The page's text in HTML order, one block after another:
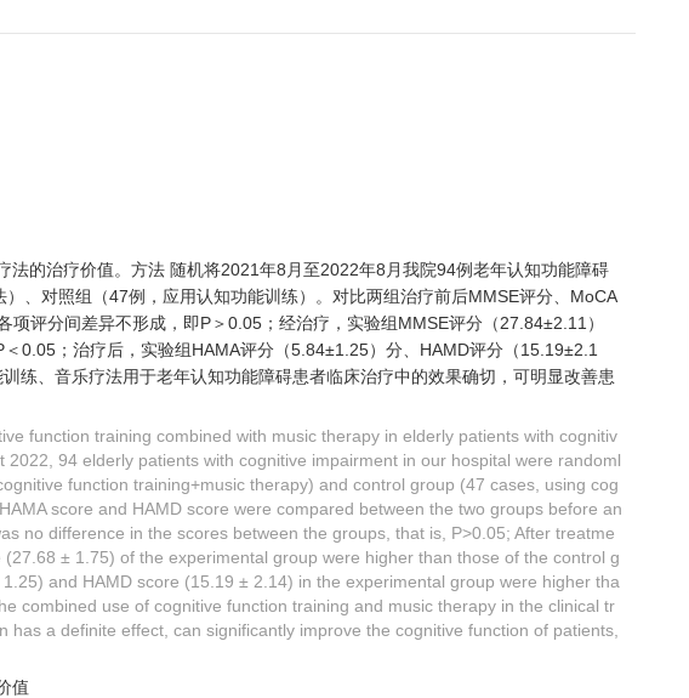
法的治疗价值。方法 随机将2021年8月至2022年8月我院94例老年认知功能障碍
、对照组（47例，应用认知功能训练）。对比两组治疗前后MMSE评分、MoCA
评分间差异不形成，即P＞0.05；经治疗，实验组MMSE评分（27.84±2.11）
0.05；治疗后，实验组HAMA评分（5.84±1.25）分、HAMD评分（15.19±2.1
练、音乐疗法用于老年认知功能障碍患者临床治疗中的效果确切，可明显改善患
function training combined with music therapy in elderly patients with cognitiv
94 elderly patients with cognitive impairment in our hospital were randoml
function training+music therapy) and control group (47 cases, using cog
score and HAMD score were compared between the two groups before an
no difference in the scores between the groups, that is, P>0.05; After treatme
± 1.75) of the experimental group were higher than those of the control g
and HAMD score (15.19 ± 2.14) in the experimental group were higher tha
combined use of cognitive function training and music therapy in the clinical tr
a definite effect, can significantly improve the cognitive function of patients,
值